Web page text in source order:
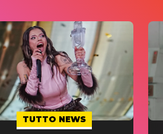
TUTTO NEWS